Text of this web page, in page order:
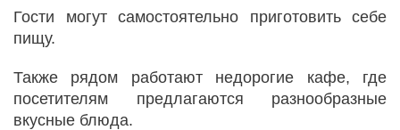
Гости могут самостоятельно приготовить себе
пищу.
Также рядом работают недорогие кафе, где
посетителям предлагаются разнообразные
вкусные блюда.